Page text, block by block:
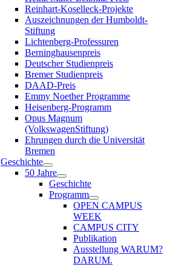
Reinhart-Koselleck-Projekte
Auszeichnungen der Humboldt-
Stiftung
Lichtenberg-Professuren
Berninghausenpreis
Deutscher Studienpreis
Bremer Studienpreis
DAAD-Preis
Emmy Noether Programme
Heisenberg-Programm
Opus Magnum
(VolkswagenStiftung)
Ehrungen durch die Universität
Bremen
Geschichte
50 Jahre
Geschichte
Programm
OPEN CAMPUS
WEEK
CAMPUS CITY
Publikation
Ausstellung WARUM?
DARUM.